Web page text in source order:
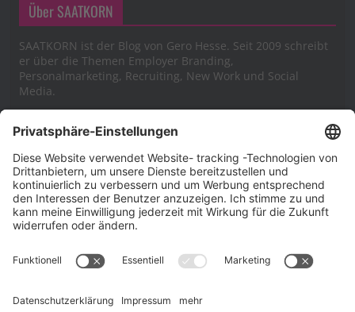
Über SAATKORN
SAATKORN ist der Blog von Gero Hesse. Seit 2009 schreibt
er über die Themen Employer Branding,
Personalmarketing, Recruiting, New Work und Social
Media.
Impressum
Impressum
Cookie-Richtlinie (EU)